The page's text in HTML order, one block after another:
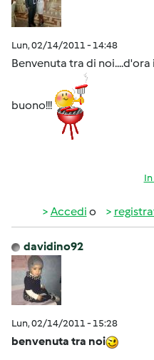
Lun, 02/14/2011 - 14:48
Benvenuta tra di
buono!!!
Accedi o
davidino92
Lun, 02/14/2011 - 15:28
benvenuta tra noi